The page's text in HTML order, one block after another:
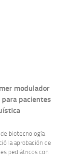
modulador
para pacientes
biotecnología
la aprobación de
pediátricos con